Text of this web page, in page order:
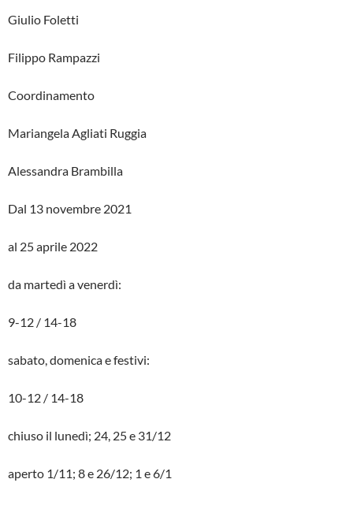
Giulio Foletti
Filippo Rampazzi
Coordinamento
Mariangela Agliati Ruggia
Alessandra Brambilla
Dal 13 novembre 2021
al 25 aprile 2022
da martedì a venerdì:
9-12 / 14-18
sabato, domenica e festivi:
10-12 / 14-18
chiuso il lunedì; 24, 25 e 31/12
aperto 1/11; 8 e 26/12; 1 e 6/1